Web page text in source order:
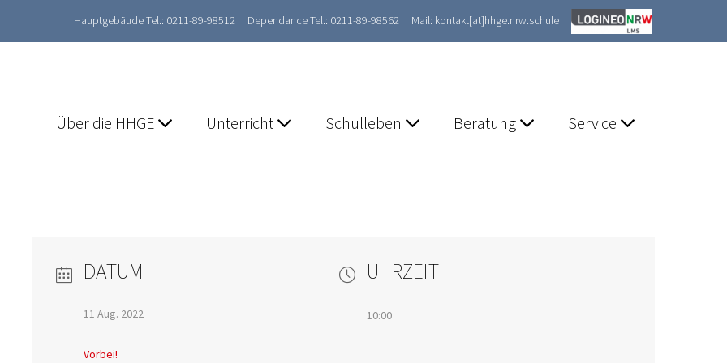
Hauptgebäude Tel.: 0211-89-98512 Dependance Tel.: 0211-89-98562 Mail: kontakt[at]hhge.nrw.schule
Über die HHGE Unterricht Schulleben Beratung Service
DATUM
11 Aug. 2022
Vorbei!
UHRZEIT
10:00